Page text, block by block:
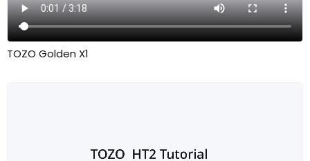
TOZO Golden X1